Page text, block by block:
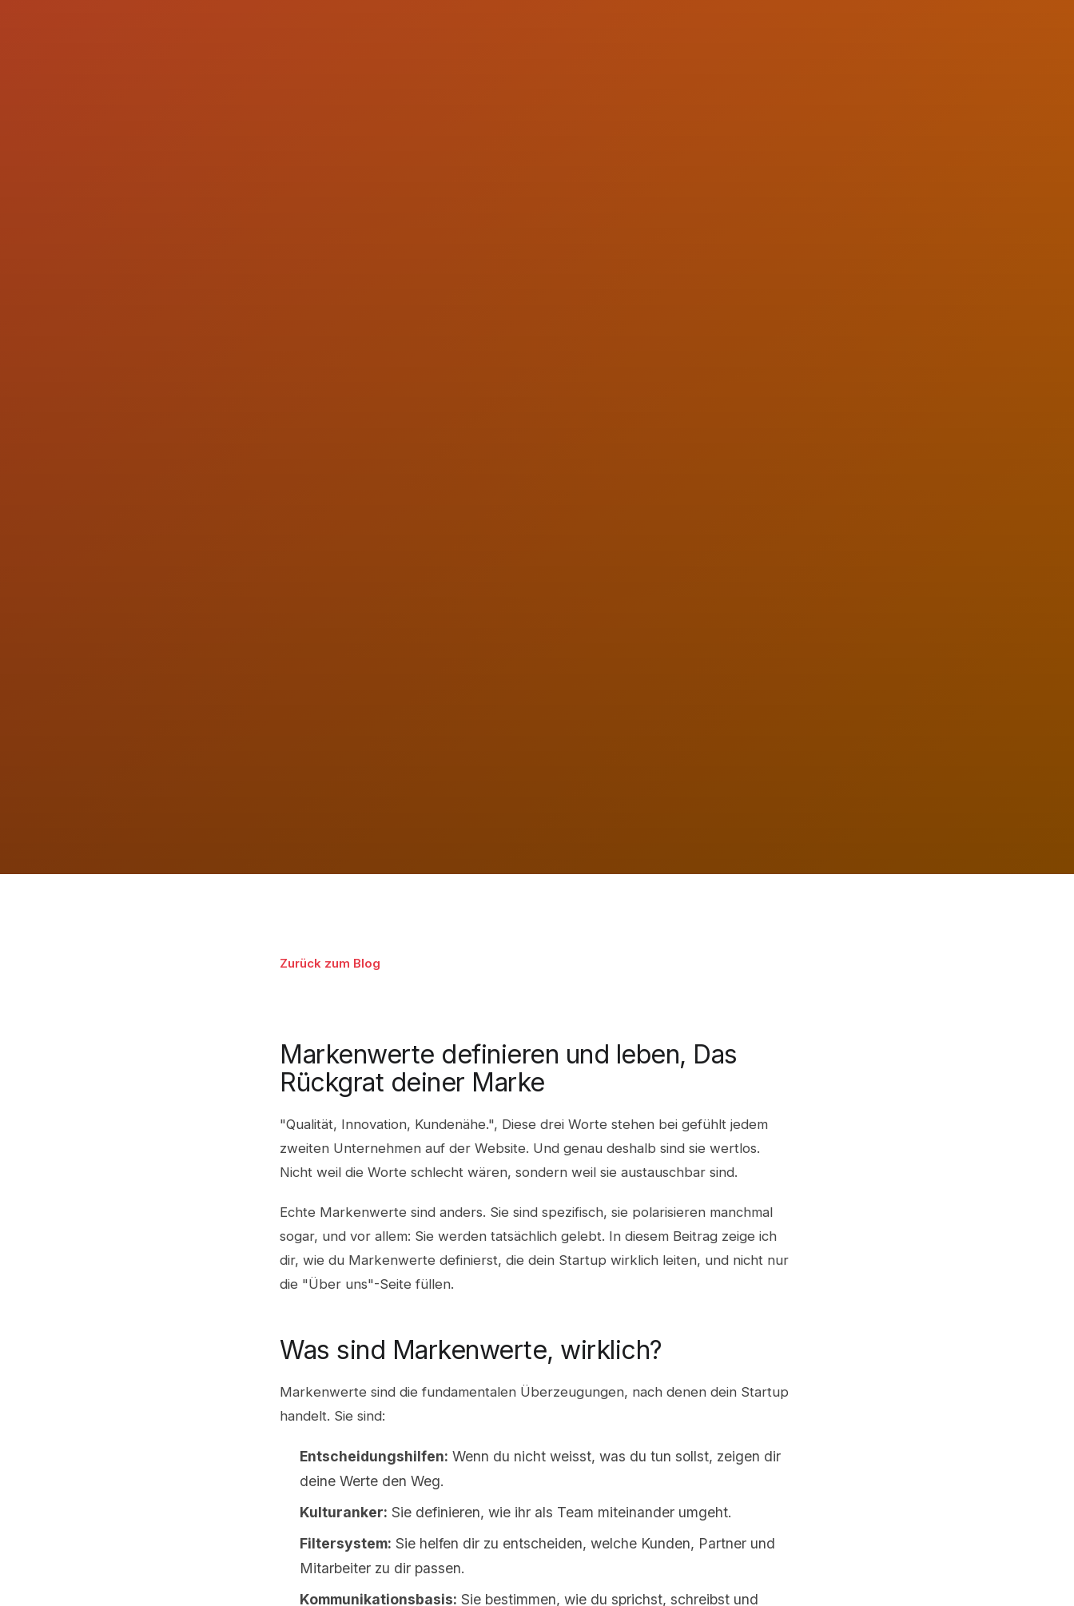
Zurück zum Blog
Markenwerte definieren und leben, Das
Rückgrat deiner Marke
"Qualität, Innovation, Kundenähe.", Diese drei Worte stehen bei gefühlt jedem
zweiten Unternehmen auf der Website. Und genau deshalb sind sie wertlos.
Nicht weil die Worte schlecht wären, sondern weil sie austauschbar sind.
Echte Markenwerte sind anders. Sie sind spezifisch, sie polarisieren manchmal
sogar, und vor allem: Sie werden tatsächlich gelebt. In diesem Beitrag zeige ich
dir, wie du Markenwerte definierst, die dein Startup wirklich leiten, und nicht nur
die "Über uns"-Seite füllen.
Was sind Markenwerte, wirklich?
Markenwerte sind die fundamentalen Überzeugungen, nach denen dein Startup
handelt. Sie sind:
Entscheidungshilfen: Wenn du nicht weisst, was du tun sollst, zeigen dir
deine Werte den Weg.
Kulturanker: Sie definieren, wie ihr als Team miteinander umgeht.
Filtersystem: Sie helfen dir zu entscheiden, welche Kunden, Partner und
Mitarbeiter zu dir passen.
Kommunikationsbasis: Sie bestimmen, wie du sprichst, schreibst und